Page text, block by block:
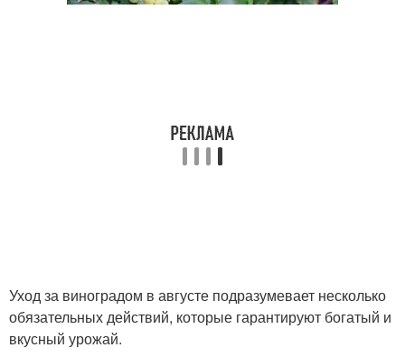
Уход за виноградом в августе подразумевает несколько
обязательных действий, которые гарантируют богатый и
вкусный урожай.